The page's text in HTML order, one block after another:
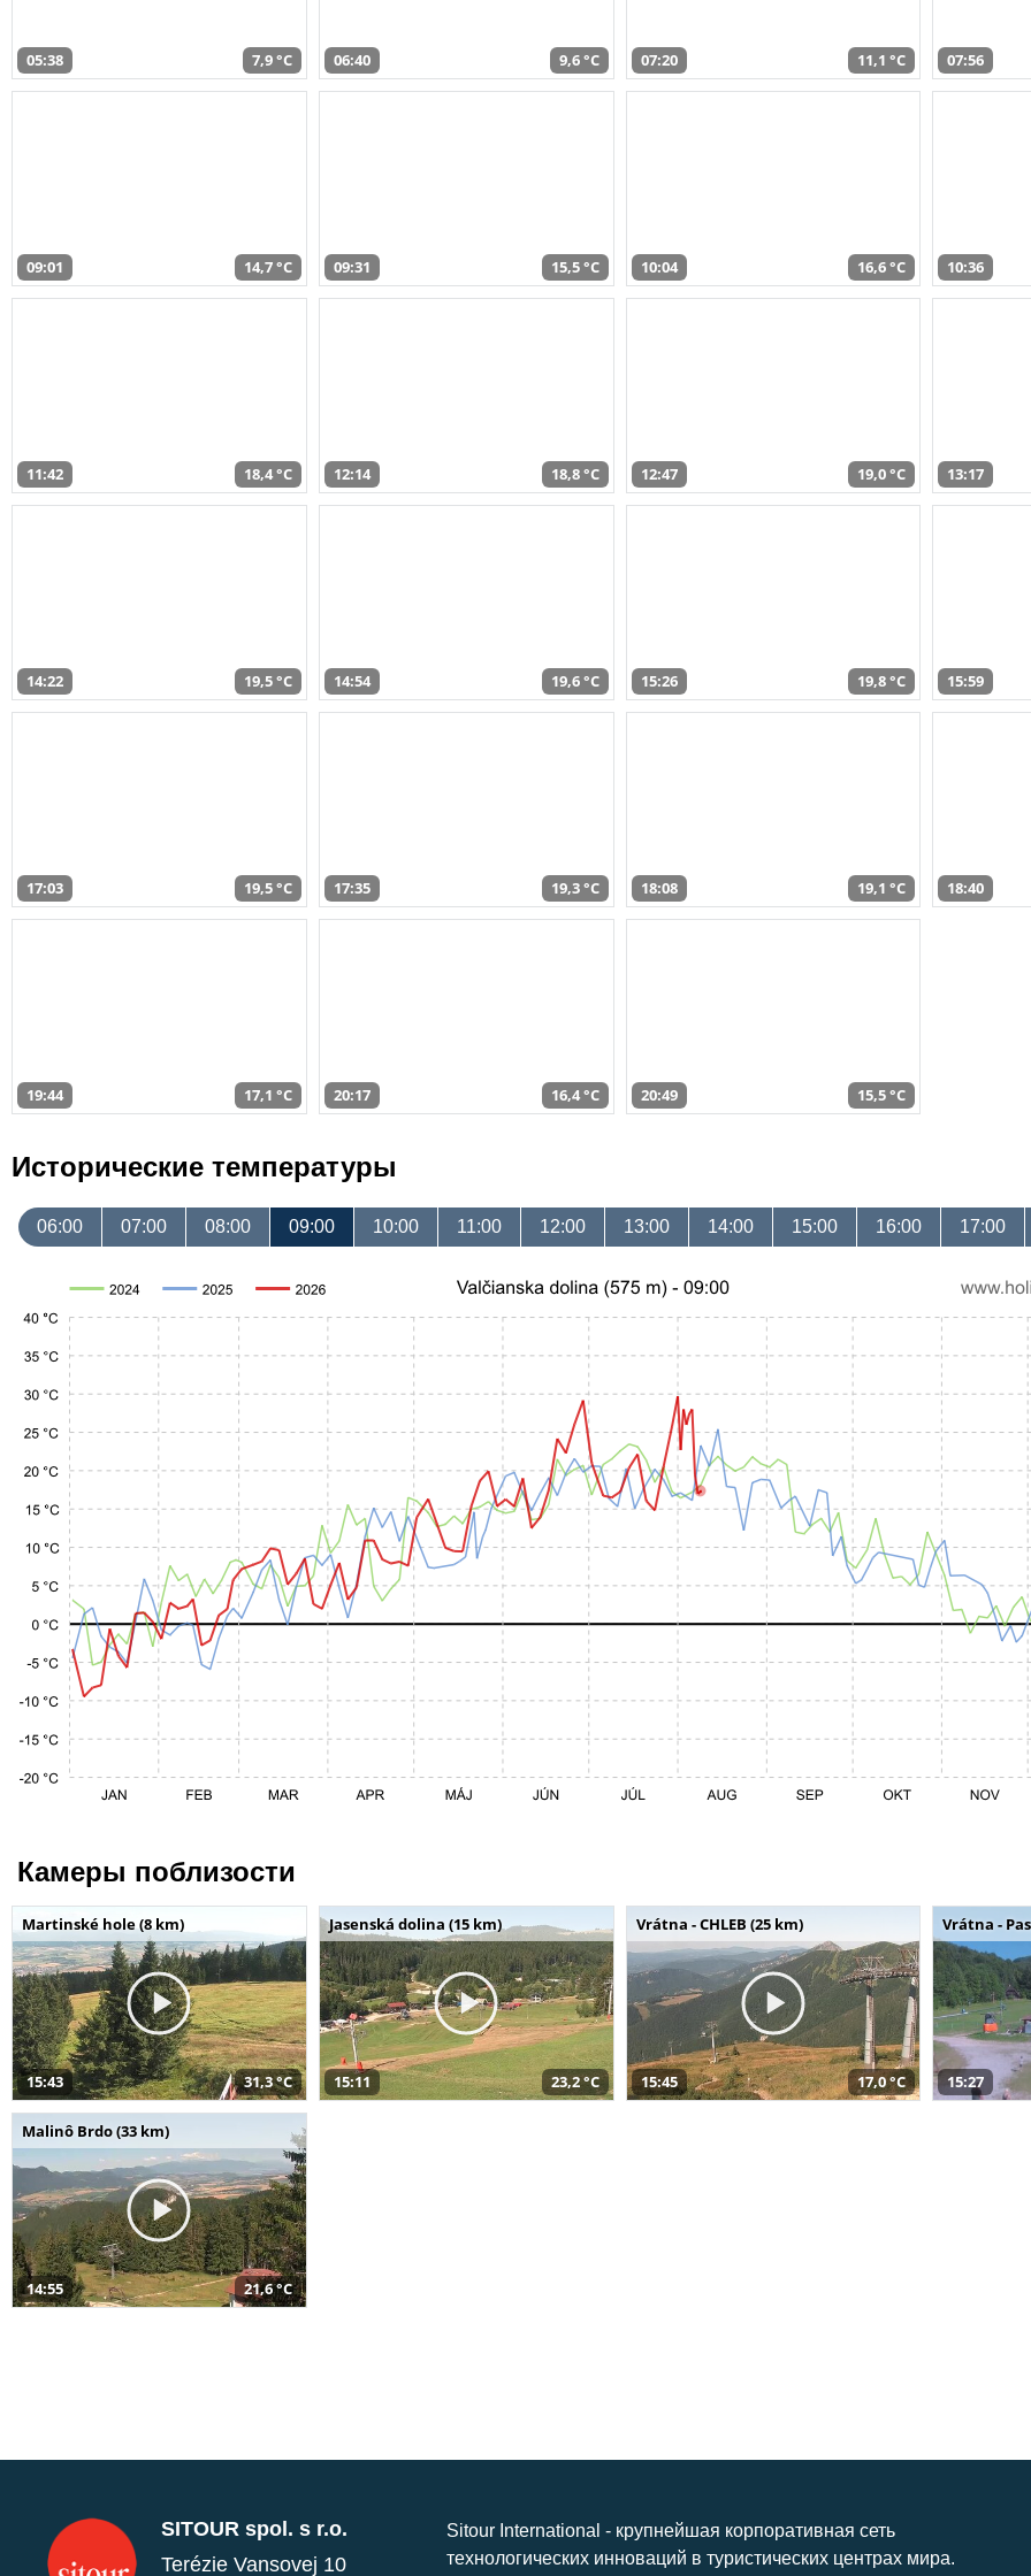
05:38 7,9 °C 06:40 9,6 °C 07:20 11,1 °C 07:56
09:01 14,7 °C 09:31 15,5 °C 10:04 16,6 °C 10:36
11:42 18,4 °C 12:14 18,8 °C 12:47 19,0 °C 13:17
14:22 19,5 °C 14:54 19,6 °C 15:26 19,8 °C 15:59
17:03 19,5 °C 17:35 19,3 °C 18:08 19,1 °C 18:40
19:44 17,1 °C 20:17 16,4 °C 20:49 15,5 °C
Исторические температуры
06:00 07:00 08:00 09:00 10:00 11:00 12:00 13:00 14:00 15:00 16:00 17:00
Камеры поблизости
Martinské hole (8 km)
15:43 31,3 °C
Jasenská dolina (15 km)
15:11 23,2 °C
Vrátna - CHLEB (25 km)
15:45 17,0 °C
Vrátna -
15:27
Malinô Brdo (33 km)
14:55 21,6 °C
SITOUR spol. s r.o.
Terézie Vansovej 10
Sitour International - крупнейшая корпоративная сеть
технологических инноваций в туристических центрах мира.